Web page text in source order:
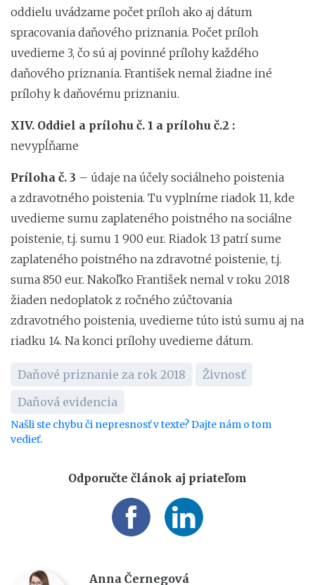
oddielu uvádzame počet príloh ako aj dátum
spracovania daňového priznania. Počet príloh
uvedieme 3, čo sú aj povinné prílohy každého
daňového priznania. František nemal žiadne iné
prílohy k daňovému priznaniu.
XIV. Oddiel a prílohu č. 1 a prílohu č.2 :
nevypĺňame
Príloha č. 3 – údaje na účely sociálneho poistenia
a zdravotného poistenia. Tu vyplníme riadok 11, kde
uvedieme sumu zaplateného poistného na sociálne
poistenie, t.j. sumu 1 900 eur. Riadok 13 patrí sume
zaplateného poistného na zdravotné poistenie, t.j.
suma 850 eur. Nakoľko František nemal v roku 2018
žiaden nedoplatok z ročného zúčtovania
zdravotného poistenia, uvedieme túto istú sumu aj na
riadku 14. Na konci prílohy uvedieme dátum.
Daňové priznanie za rok 2018
Živnosť
Daňová evidencia
Našli ste chybu či nepresnosť v texte? Dajte nám o tom
vedieť.
Odporučte článok aj priateľom
Anna Černegová